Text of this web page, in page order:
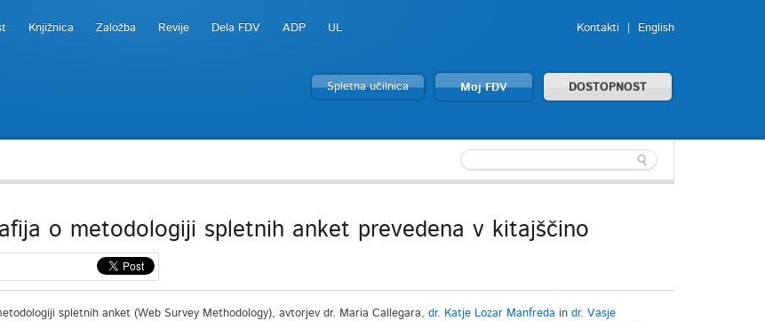
Knjižnica Založba Revije Dela FDV ADP UL Kontakti English
Spletna učilnica Moj FDV DOSTOPNOST
o metodologiji spletnih anket prevedena v kitajščino
spletnih anket (Web Survey Methodology), avtorjev dr. Maria Callegara, dr. Katje Lozar Manfreda in dr. Vasje